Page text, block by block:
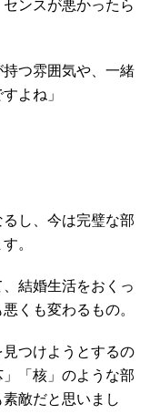
ンスが悪かったら
つ雰囲気や、一緒
よね」
し、今は完璧な部
。
結婚生活をおくっ
くも変わるもの。
つけようとするの
「核」のような部
敵だと思いまし